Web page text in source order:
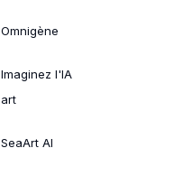
Omnigène
Imaginez l'IA
art
SeaArt AI